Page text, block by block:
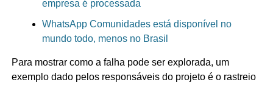
empresa é processada
WhatsApp Comunidades está disponível no
mundo todo, menos no Brasil
Para mostrar como a falha pode ser explorada, um
exemplo dado pelos responsáveis do projeto é o rastreio